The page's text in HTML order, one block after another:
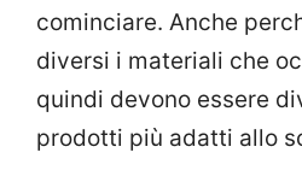
cominciare. Anche
diversi i materiali che
quindi devono essere
prodotti più adatti allo